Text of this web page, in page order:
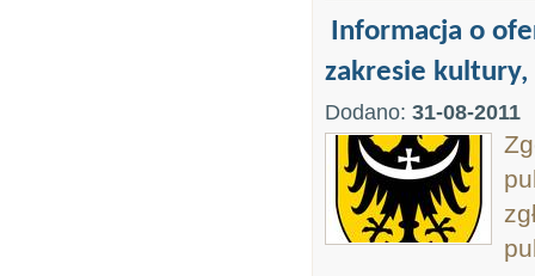
Informacja o
zakresie
Dodano: 31-08-2011